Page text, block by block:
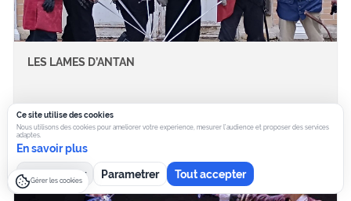
LES LAMES D’ANTAN
AFFICHER PLUS D'INFOS
Ce site utilise des cookies
Nous utilisons des cookies pour ameliorer votre experience, mesurer l’audience et proposer des services
adaptes.
En savoir plus
Tout refuser Parametrer Tout accepter
Gérer les cookies